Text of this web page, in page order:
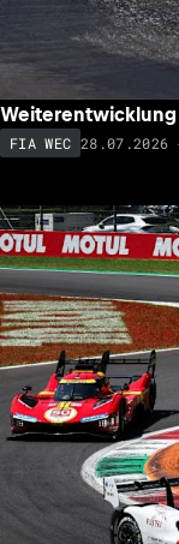
Weiterentwicklung
FIA WEC 28.07.2026